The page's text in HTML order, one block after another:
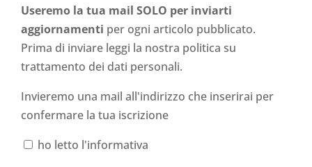
Useremo la tua mail SOLO per inviarti
aggiornamenti per ogni articolo pubblicato.
Prima di inviare leggi la nostra politica su
trattamento dei dati personali.
Invieremo una mail all'indirizzo che inserirai per
confermare la tua iscrizione
ho letto l'informativa